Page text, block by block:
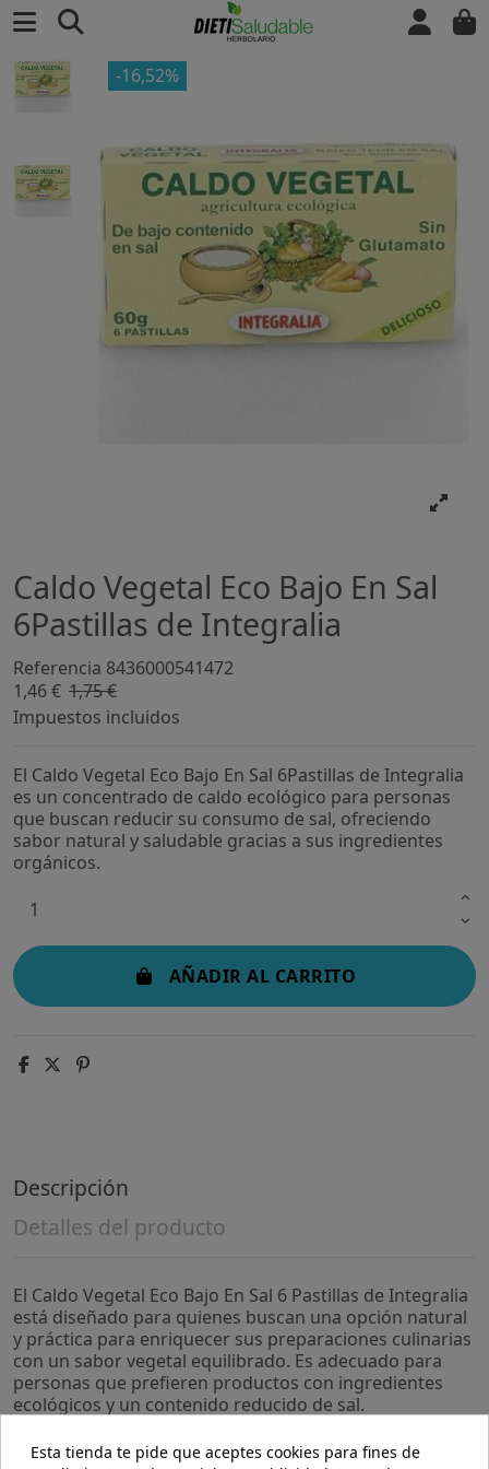
-16,52%
Caldo Vegetal Eco Bajo En Sal
6Pastillas de Integralia
Referencia 8436000541472
1,46 € 1,75 €
Impuestos incluidos
El Caldo Vegetal Eco Bajo En Sal 6Pastillas de Integralia
es un concentrado de caldo ecológico para personas
que buscan reducir su consumo de sal, ofreciendo
sabor natural y saludable gracias a sus ingredientes
orgánicos.
AÑADIR AL CARRITO
Descripción
Detalles del producto
El Caldo Vegetal Eco Bajo En Sal 6 Pastillas de Integralia
está diseñado para quienes buscan una opción natural
y práctica para enriquecer sus preparaciones culinarias
con un sabor vegetal equilibrado. Es adecuado para
personas que prefieren productos con ingredientes
ecológicos y un contenido reducido de sal.
- Elaborado con ingredientes de origen ecológico que
Esta tienda te pide que aceptes cookies para fines de